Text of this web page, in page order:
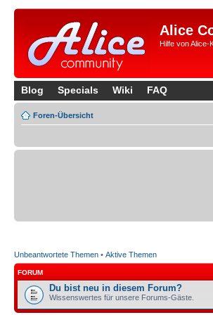
Alice
Hilfe von Alice-
Blog Specials Wiki FAQ
Foren-Übersicht
Unbeantwortete Themen • Aktive Themen
FORUM
Du bist neu in diesem Forum?
Wissenswertes für unsere Forums-Gäste.